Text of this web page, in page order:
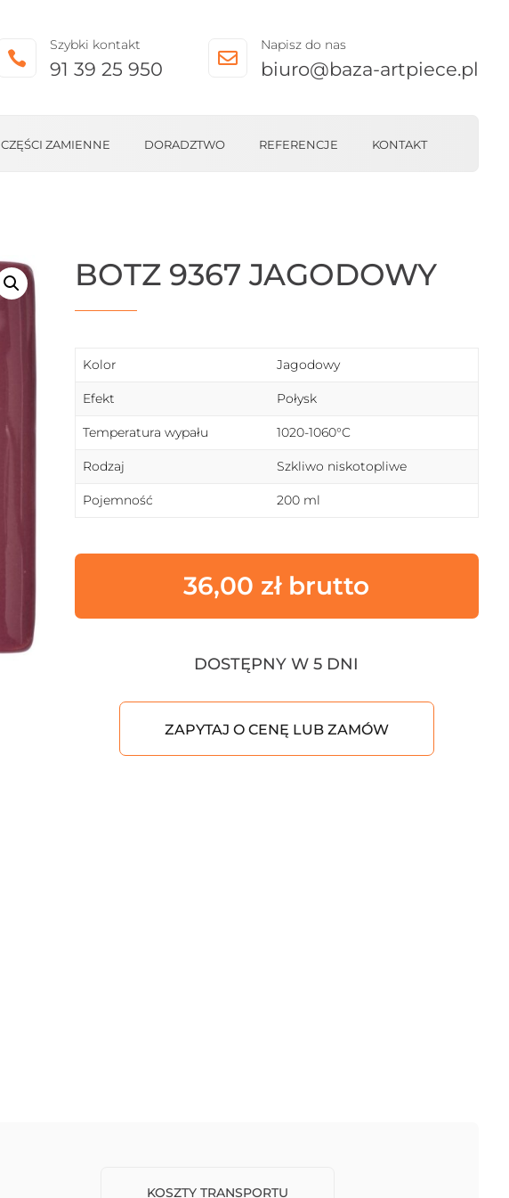

Szybki kontakt
91 39 25 950 
Napisz do nas
biuro@baza-artpiece.pl
CZĘŚCI ZAMIENNE DORADZTWO REFERENCJE KONTAKT
BOTZ 9367 JAGODOWY
Kolor Jagodowy
Efekt Połysk
Temperatura wypału 1020-1060°C
Rodzaj Szkliwo niskotopliwe
Pojemność 200 ml
36,00 zł
DOSTĘPNY W 5 DNI
ZAPYTAJ O CENĘ LUB ZAMÓW
KOSZTY TRANSPORTU